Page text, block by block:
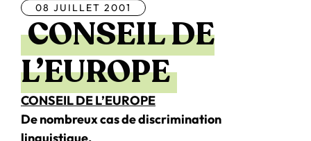
08 JUILLET 2001
CONSEIL DE
L’EUROPE
CONSEIL DE L’EUROPE
De nombreux cas de discrimination
linguistique.